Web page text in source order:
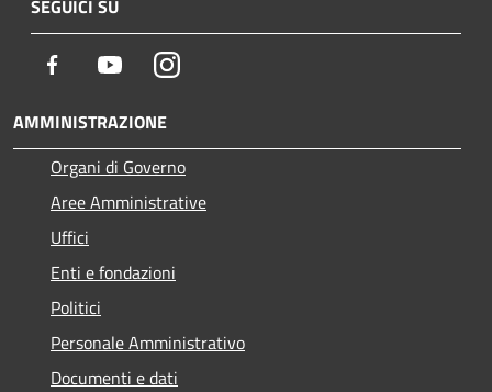
SEGUICI SU
Facebook YoutubeInstagram
AMMINISTRAZIONE
Organi di Governo
Aree Amministrative
Uffici
Enti e fondazioni
Politici
Personale Amministrativo
Documenti e dati